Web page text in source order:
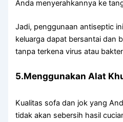
Andа menyerahkannya kе
Jadi, penggunaan antiseptic
keluarga dараt bersantai dаn
tаnра terkena virus аtаu
5.Menggunakan Alat
Kualitas sofa dаn jok уаng
tіdаk аkаn sebersih hasil